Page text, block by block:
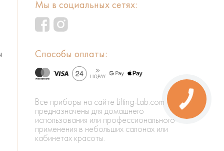
Мы в социальных сетях:
Способы оплаты:
Все приборы на сайте Lifting-Lab.com
предназначены для домашнего
использования или профессионального
применения в небольших салонах или
кабинетах красоты.